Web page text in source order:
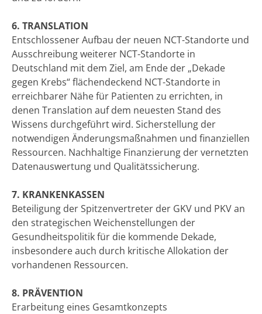
6. TRANSLATION
Entschlossener Aufbau der neuen NCT-Standorte und
Ausschreibung weiterer NCT-Standorte in
Deutschland mit dem Ziel, am Ende der „Dekade
gegen Krebs“ flächendeckend NCT-Standorte in
erreichbarer Nähe für Patienten zu errichten, in
denen Translation auf dem neuesten Stand des
Wissens durchgeführt wird. Sicherstellung der
notwendigen Änderungsmaßnahmen und finanziellen
Ressourcen. Nachhaltige Finanzierung der vernetzten
Datenauswertung und Qualitätssicherung.
7. KRANKENKASSEN
Beteiligung der Spitzenvertreter der GKV und PKV an
den strategischen Weichenstellungen der
Gesundheitspolitik für die kommende Dekade,
insbesondere auch durch kritische Allokation der
vorhandenen Ressourcen.
8. PRÄVENTION
Erarbeitung eines Gesamtkonzepts